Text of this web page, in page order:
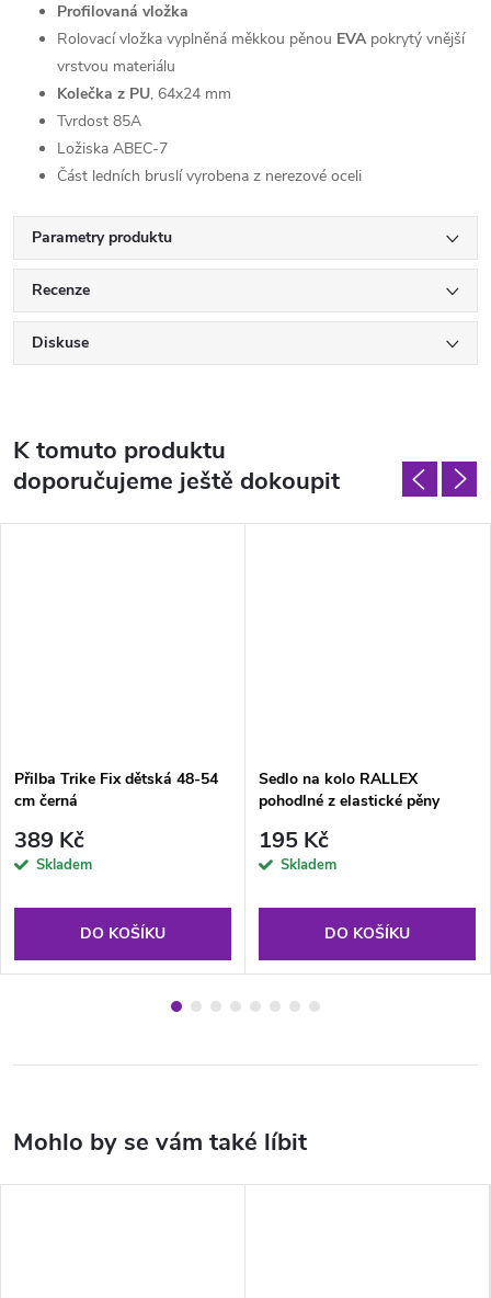
Profilovaná vložka
Rolovací vložka vyplněná měkkou pěnou EVApokrytý vnější
vrstvou materiálu
Kolečka z PU, 64x24 mm
Tvrdost 85A
Ložiska ABEC-7
Část ledních bruslí vyrobena z nerezové oceli
Parametry produktu
Recenze
Diskuse
K tomuto produktu
doporučujeme ještě dokoupit
Přilba Trike Fix dětská 48-54
cm černá
389 Kč
Skladem
DO KOŠÍKU
Sedlo na kolo RALLEX
pohodlné z elastické pěny
195 Kč
Skladem
DO KOŠÍKU